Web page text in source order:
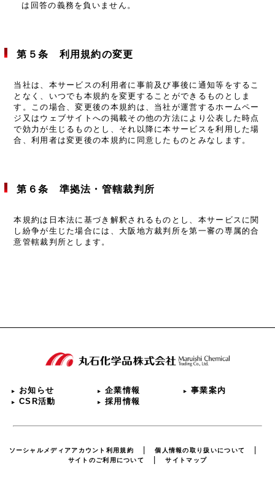
は回答の義務を負いません。
第５条 利用規約の変更
当社は、本サービスの利用者に事前及び事後に通知等をするこ
となく、いつでも本規約を変更することができるものとしま
す。この場合、変更後の本規約は、当社が運営するホームペー
ジ又はウェブサイトへの掲載その他の方法により公表した時点
で効力が生じるものとし、それ以降に本サービスを利用した場
合、利用者は変更後の本規約に同意したものとみなします。
第６条 準拠法・管轄裁判所
本規約は日本法に基づき解釈されるものとし、本サービスに関
し紛争が生じた場合には、大阪地方裁判所を第一審の専属的合
意管轄裁判所とします。
お知らせ 企業情報
事業案内
CSR活動
採用情報
ソーシャルメディアアカウント利用規約
個人情報の取り扱いについて
サイトのご利用について
サイトマップ